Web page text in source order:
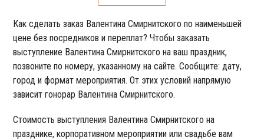
Как сделать заказ Валентина Смирнитского по наименьшей
цене без посредников и переплат? Чтобы заказать
выступление Валентина Смирнитского на ваш праздник,
позвоните по номеру, указанному на сайте. Сообщите: дату,
город и формат мероприятия. От этих условий напрямую
зависит гонорар Валентина Смирнитского.
Стоимость выступления Валентина Смирнитского на
празднике, корпоративном мероприятии или свадьбе вам